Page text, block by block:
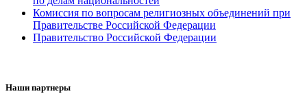
Комиссия по вопросам религиозных объединений при
Правительстве Российской Федерации
Правительство Российской Федерации
Наши партнеры